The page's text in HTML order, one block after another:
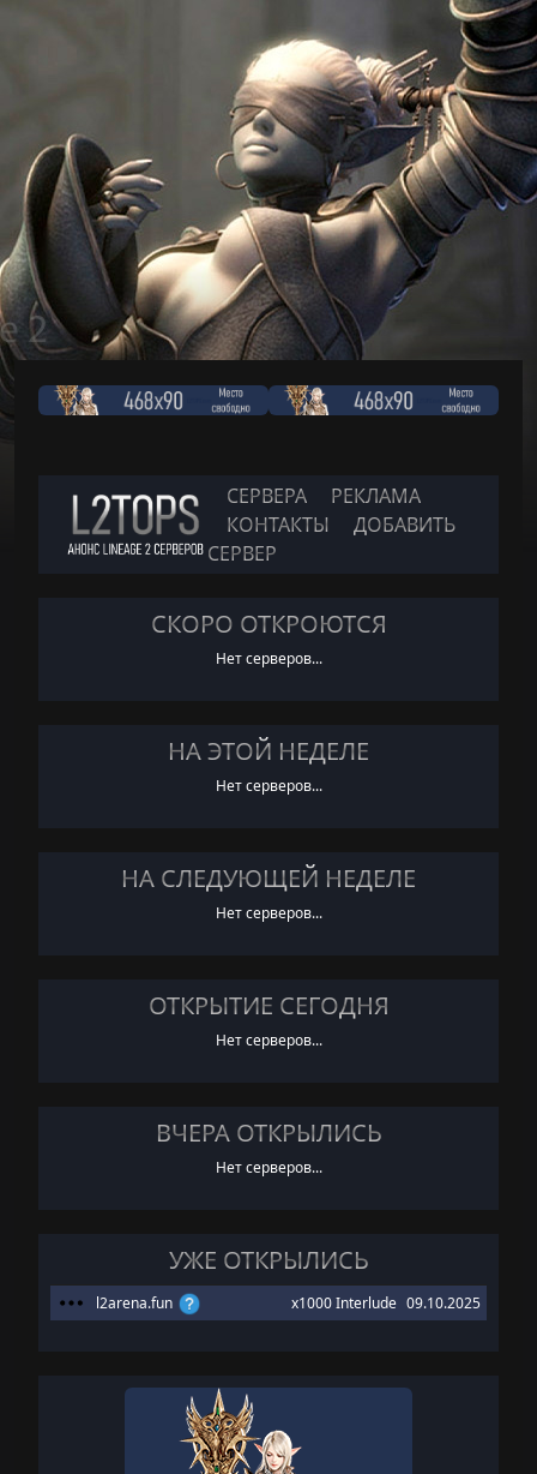
СЕРВЕРА
РЕКЛАМА
КОНТАКТЫ
ДОБАВИТЬ
СЕРВЕР
СКОРО ОТКРОЮТСЯ
Нет серверов...
НА ЭТОЙ НЕДЕЛЕ
Нет серверов...
НА СЛЕДУЮЩЕЙ НЕДЕЛЕ
Нет серверов...
ОТКРЫТИЕ СЕГОДНЯ
Нет серверов...
ВЧЕРА ОТКРЫЛИСЬ
Нет серверов...
УЖЕ ОТКРЫЛИСЬ
l2arena.fun x1000 Interlude 09.10.2025